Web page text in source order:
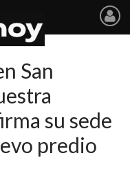
San
su sede
predio